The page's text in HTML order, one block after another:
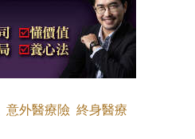
意外醫療險 終身醫療